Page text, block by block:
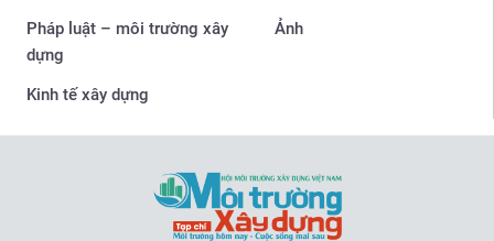
Pháp luật – môi trường xây
dựng
Kinh tế xây dựng
Ảnh